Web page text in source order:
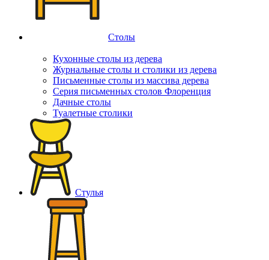
Столы
Кухонные столы из дерева
Журнальные столы и столики из дерева
Письменные столы из массива дерева
Серия письменных столов Флоренция
Дачные столы
Туалетные столики
Стулья